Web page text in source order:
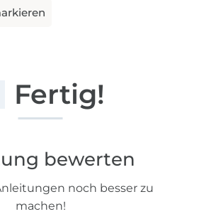
Fertig!
bewerten
noch besser zu
machen!